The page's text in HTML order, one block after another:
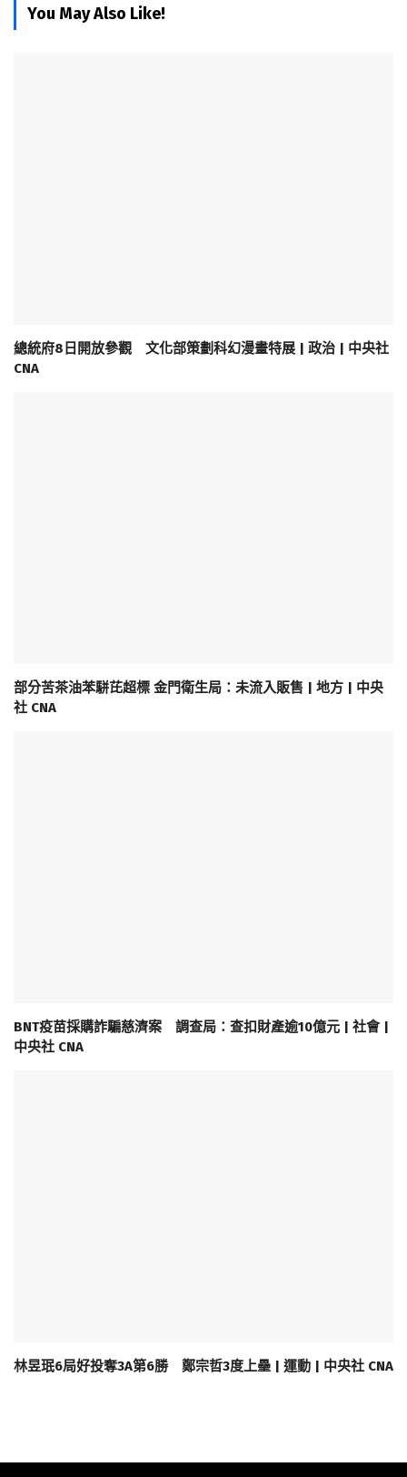
You May Also Like!
總統府8日開放參觀 文化部策劃科幻漫畫特展 | 政治 | 中央社
CNA
部分苦茶油苯駢芘超標 金門衛生局：未流入販售 | 地方 | 中央
社 CNA
BNT疫苗採購詐騙慈濟案 調查局：查扣財產逾10億元 | 社會 |
中央社 CNA
林昱珉6局好投奪3A第6勝 鄭宗哲3度上壘 | 運動 | 中央社 CNA